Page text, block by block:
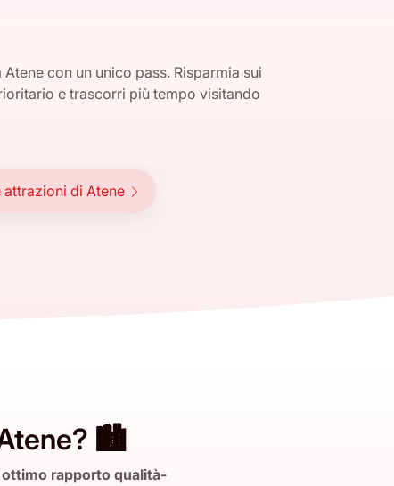
con un unico pass. Risparmia sui
e trascorri più tempo visitando
attrazioni di Atene
🏙️
ottimo rapporto qualità-